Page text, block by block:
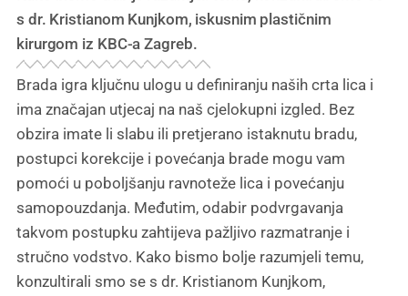
s dr. Kristianom Kunjkom, iskusnim plastičnim
kirurgom iz KBC-a Zagreb.
Brada igra ključnu ulogu u definiranju naših crta lica i
ima značajan utjecaj na naš cjelokupni izgled. Bez
obzira imate li slabu ili pretjerano istaknutu bradu,
postupci korekcije i povećanja brade mogu vam
pomoći u poboljšanju ravnoteže lica i povećanju
samopouzdanja. Međutim, odabir podvrgavanja
takvom postupku zahtijeva pažljivo razmatranje i
stručno vodstvo. Kako bismo bolje razumjeli temu,
konzultirali smo se s dr. Kristianom Kunjkom,